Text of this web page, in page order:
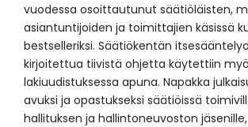
vuodessa osoittautunut säätiöläisten,
asiantuntijoiden ja toimittajien käsissä
bestselleriksi. Säätiökentän
kirjoitettua tiivistä ohjetta käytettiin
lakiuudistuksessa apuna. Napakka
avuksi ja opastukseksi säätiöissä
hallituksen ja hallintoneuvoston jäsenille,